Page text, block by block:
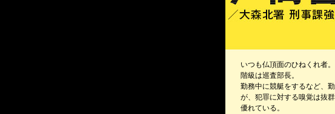
いつも仏頂面のひねくれ者。
階級は巡査部長。
勤務中に競艇をするなど、
が、犯罪に対する嗅覚は抜
優れている。